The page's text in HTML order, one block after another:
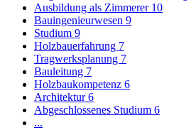
Ausbildung als Zimmerer 10
Bauingenieurwesen 9
Studium 9
Holzbauerfahrung 7
Tragwerksplanung 7
Bauleitung 7
Holzbaukompetenz 6
Architektur6
Abgeschlossenes Studium 6
...